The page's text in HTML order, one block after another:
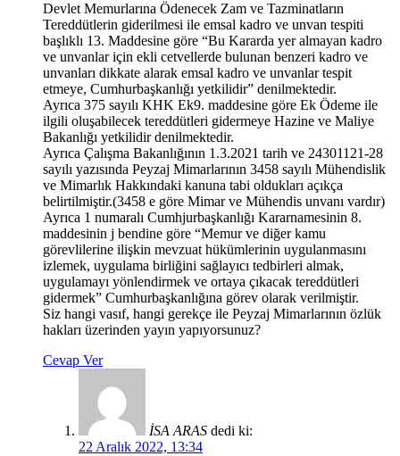
Devlet Memurlarına Ödenecek Zam ve Tazminatların
Tereddütlerin giderilmesi ile emsal kadro ve unvan tespiti
başlıklı 13. Maddesine göre “Bu Kararda yer almayan kadro
ve unvanlar için ekli cetvellerde bulunan benzeri kadro ve
unvanları dikkate alarak emsal kadro ve unvanlar tespit
etmeye, Cumhurbaşkanlığı yetkilidir” denilmektedir.
Ayrıca 375 sayılı KHK Ek9. maddesine göre Ek Ödeme ile
ilgili oluşabilecek tereddütleri gidermeye Hazine ve Maliye
Bakanlığı yetkilidir denilmektedir.
Ayrıca Çalışma Bakanlığının 1.3.2021 tarih ve 24301121-28
sayılı yazısında Peyzaj Mimarlarının 3458 sayılı Mühendislik
ve Mimarlık Hakkındaki kanuna tabi oldukları açıkça
belirtilmiştir.(3458 e göre Mimar ve Mühendis unvanı vardır)
Ayrıca 1 numaralı Cumhjurbaşkanlığı Kararnamesinin 8.
maddesinin j bendine göre “Memur ve diğer kamu
görevlilerine ilişkin mevzuat hükümlerinin uygulanmasını
izlemek, uygulama birliğini sağlayıcı tedbirleri almak,
uygulamayı yönlendirmek ve ortaya çıkacak tereddütleri
gidermek” Cumhurbaşkanlığına görev olarak verilmiştir.
Siz hangi vasıf, hangi gerekçe ile Peyzaj Mimarlarının özlük
hakları üzerinden yayın yapıyorsunuz?
Cevap Ver
İSA ARAS dedi ki:
22 Aralık 2022, 13:34